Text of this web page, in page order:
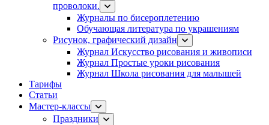
проволоки.
Журналы по бисероплетению
Обучающая литература по украшениям
Рисунок, графический дизайн
Журнал Искусство рисования и живописи
Журнал Простые уроки рисования
Журнал Школа рисования для малышей
Тарифы
Статьи
Мастер-классы
Праздники